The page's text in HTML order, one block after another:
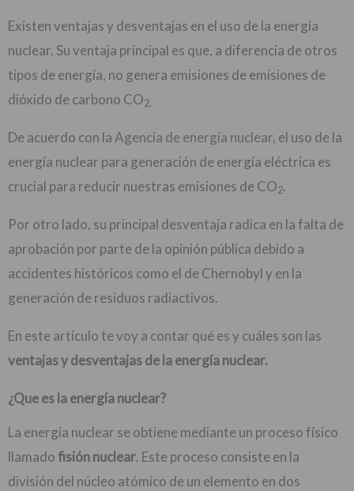
Existen ventajas y desventajas en el uso de la energía
nuclear. Su ventaja principal es que, a diferencia de otros
tipos de energía, no genera emisiones de emisiones de
dióxido de carbono CO2.
De acuerdo con laAgencia de energía nuclear, el uso de la
energía nuclear para generación de energía eléctrica es
crucial para reducir nuestras emisiones de CO2.
Por otro lado, su principal desventaja radica en la falta de
aprobación por parte de la opinión pública debido a
accidentes históricos como el de Chernobyl y en la
generación de residuos radiactivos.
En este artículo te voy a contar qué es y cuáles son las
ventajas y desventajas de la energía nuclear.
¿Que es la energía nuclear?
La energía nuclear se obtiene mediante un proceso físico
llamado fisión nuclear. Este proceso consiste en la
división del núcleo atómico de un elemento en dos